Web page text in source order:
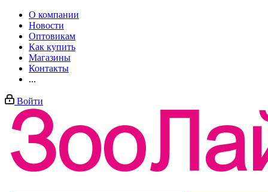
О компании
Новости
Оптовикам
Как купить
Магазины
Контакты
...
Войти